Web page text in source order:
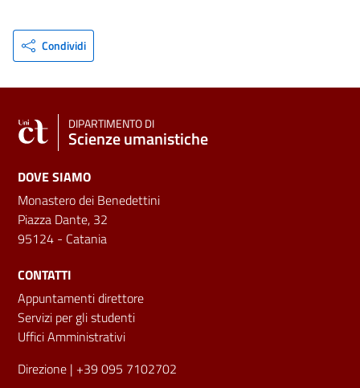
Condividi
DIPARTIMENTO DI
Scienze umanistiche
DOVE SIAMO
Monastero dei Benedettini
Piazza Dante, 32
95124 - Catania
CONTATTI
Appuntamenti direttore
Servizi per gli studenti
Uffici Amministrativi
Direzione | +39 095 7102702